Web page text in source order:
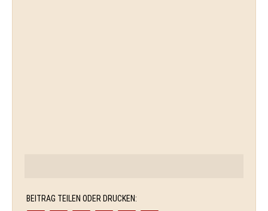
BEITRAG TEILEN ODER DRUCKEN: